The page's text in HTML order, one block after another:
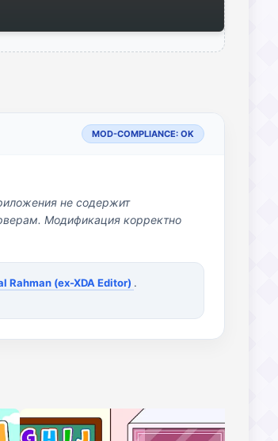
MOD-COMPLIANCE: OK
не содержит
Модификация корректно
Rahman (ex-XDA Editor) .